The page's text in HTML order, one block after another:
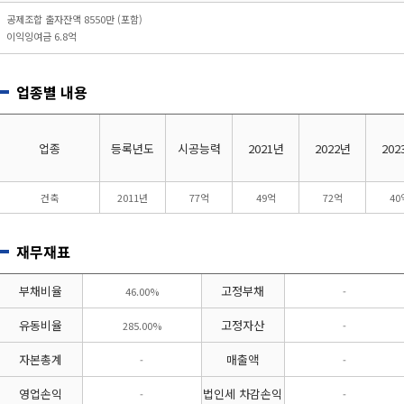
공제조합 출자잔액 8550만 (포함)
이익잉여금 6.8억
업종별 내용
업종 등록년도 시공능력 2021년 2022년
건축 2011년 77억 49억 72억 40
재무재표
부채비율 46.00% 고정부채 -
유동비율 285.00% 고정자산 -
자본총계 - 매출액 -
영업손익 - 법인세 차감손익 -